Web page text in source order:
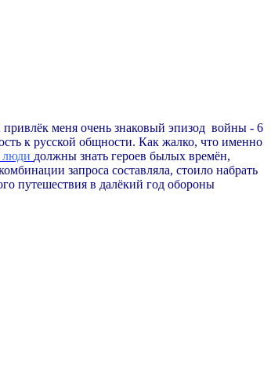
привлёк меня очень знаковый эпизод войны - 6
к русской общности. Как жалко, что именно
люди должны знать героев былых времён,
запроса составляла, стоило набрать
путешествия в далёкий год обороны